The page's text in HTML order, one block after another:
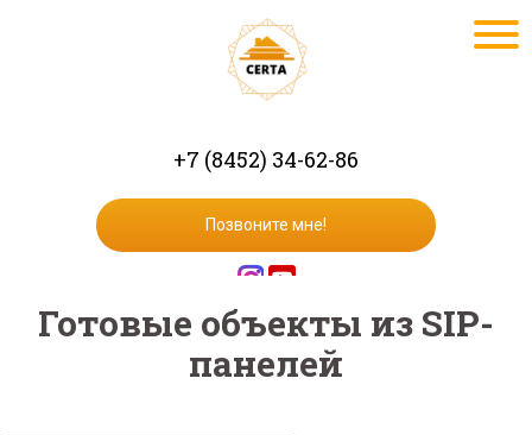
+7 (8452) 34-62-86
Позвоните мне!
Готовые объекты из SIP-
панелей